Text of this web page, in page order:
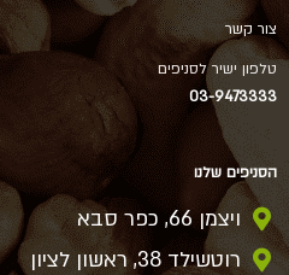
צור קשר
טלפון ישיר לסניפים
03-9473333
הסניפים שלנו
ויצמן 66, כפר סבא
רוטשילד 38, ראשון לציון